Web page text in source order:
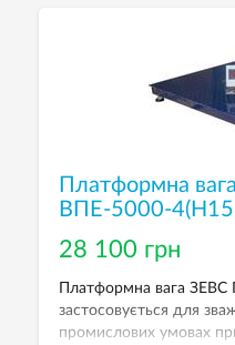
Платформна
ВПЕ-5000-
28 100 грн
Платформна вага
застосовується для
промислових умовах